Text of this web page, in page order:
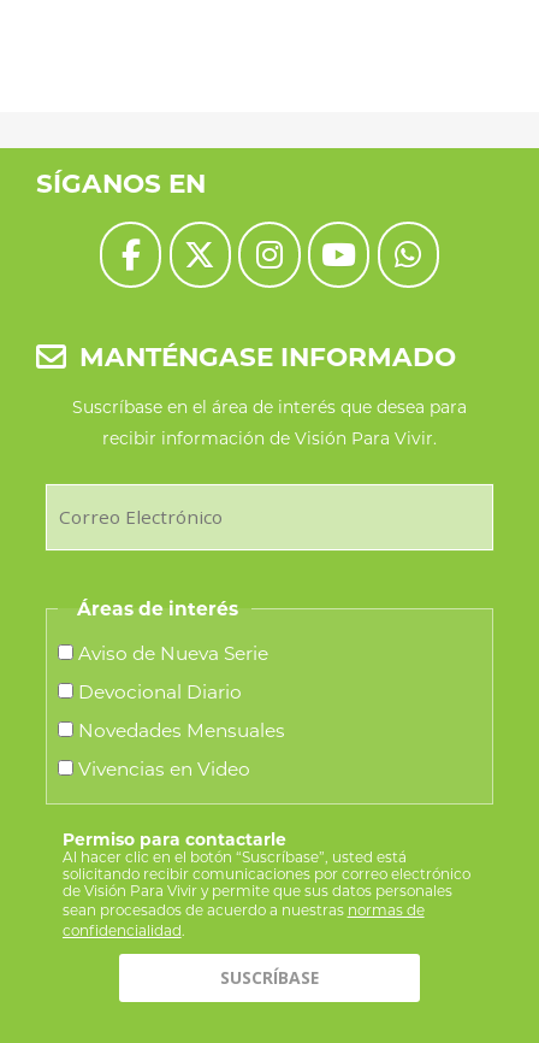
SÍGANOS EN
MANTÉNGASE INFORMADO
Suscríbase en el área de interés que desea para
recibir información de Visión Para Vivir.
Áreas de interés
Aviso de Nueva Serie
Devocional Diario
Novedades Mensuales
Vivencias en Video
Permiso para contactarle
Al hacer clic en el botón “Suscríbase”, usted está
solicitando recibir comunicaciones por correo electrónico
de Visión Para Vivir y permite que sus datos personales
sean procesados de acuerdo a nuestras normas de
confidencialidad.